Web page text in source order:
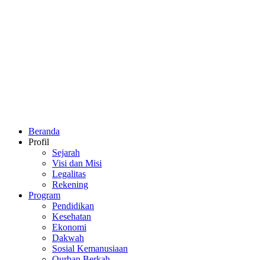
Beranda
Profil
Sejarah
Visi dan Misi
Legalitas
Rekening
Program
Pendidikan
Kesehatan
Ekonomi
Dakwah
Sosial Kemanusiaan